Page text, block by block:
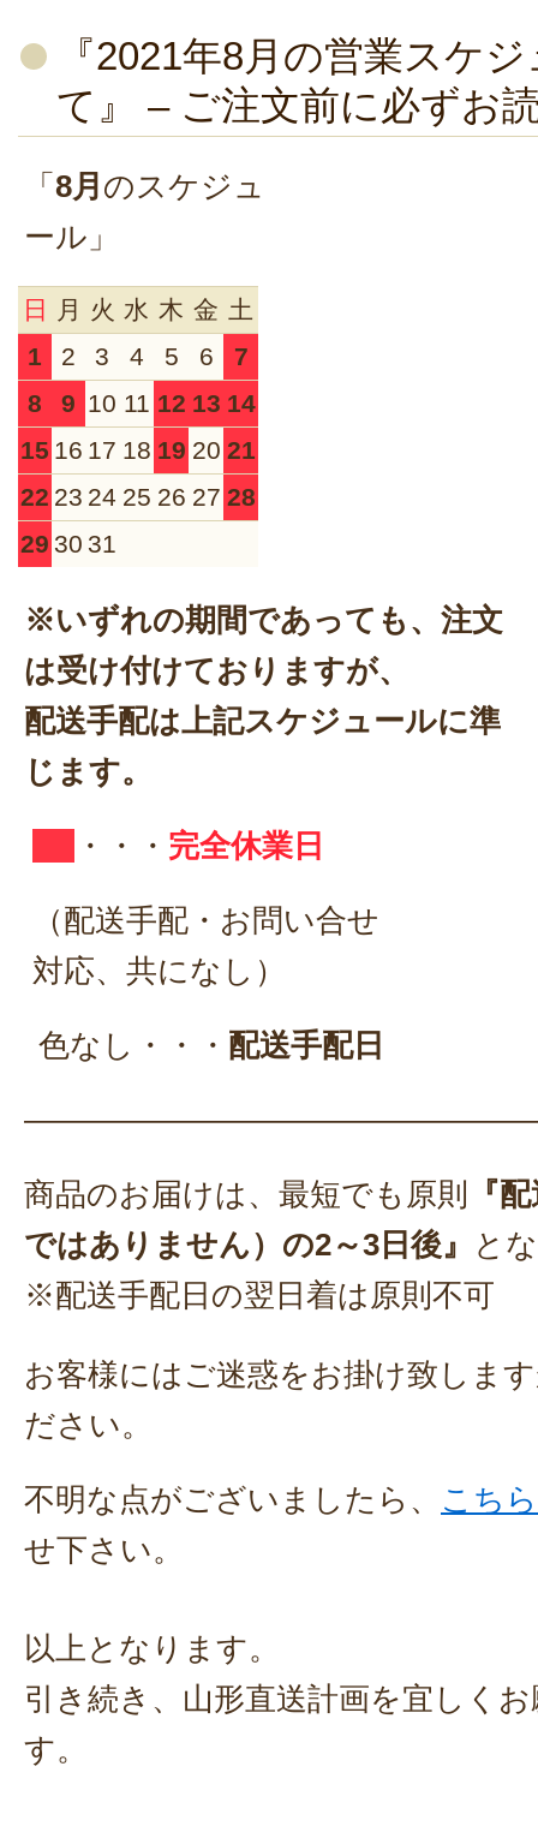
『2021年8月の営業スケ
て』 – ご注文前に必ずお
「 8月 のスケジュ
ール」
日 月 火 水 木 金 土
1
2 3 4 5 6
7
8
9 10 11 12 13 14
15 16 17 18 19 20 21
22 23 24 25 26 27 28
29 30 31
※いずれの期間であっても、注文
は受け付けておりますが、
配送手配は上記スケジュールに準
じます。
・・・ 完全休業日
（配送手配・お問い合せ
対応、共になし）
色なし・・・ 配送手配日
商品のお届けは、最短でも原則
『
ではありません）の2～3日後』
と
※配送手配日の翌日着は原則不可
お客様にはご迷惑をお掛け致しま
ださい。
不明な点がございましたら、
こちら
せ下さい。
以上となります。
引き続き、山形直送計画を宜しく
す。